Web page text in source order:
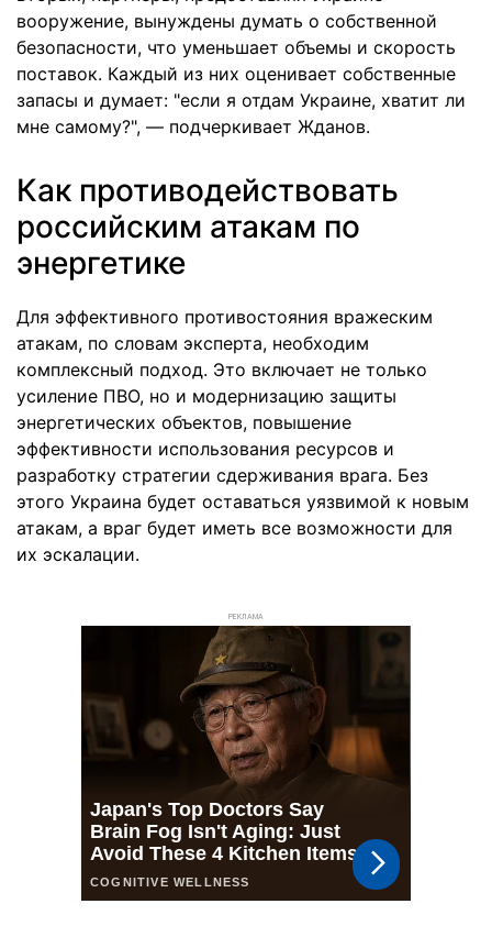
вооружение, вынуждены думать о собственной
безопасности, что уменьшает объемы и скорость
поставок. Каждый из них оценивает собственные
запасы и думает: "если я отдам Украине, хватит ли
мне самому?", — подчеркивает Жданов.
Как противодействовать
российским атакам по
энергетике
Для эффективного противостояния вражеским
атакам, по словам эксперта, необходим
комплексный подход. Это включает не только
усиление ПВО, но и модернизацию защиты
энергетических объектов, повышение
эффективности использования ресурсов и
разработку стратегии сдерживания врага. Без
этого Украина будет оставаться уязвимой к новым
атакам, а враг будет иметь все возможности для
их эскалации.
РЕКЛАМА